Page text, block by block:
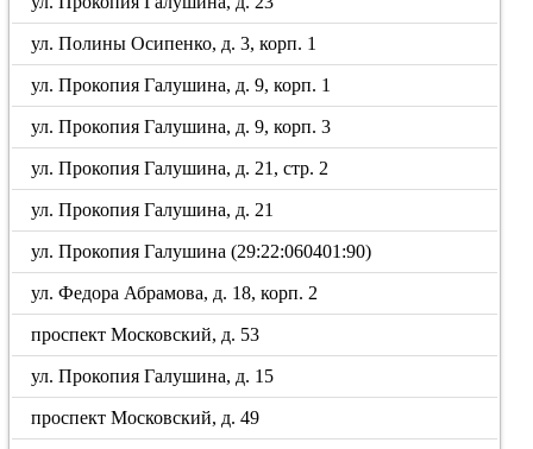
ул. Полины Осипенко, д. 3, корп. 1
ул. Прокопия Галушина, д. 9, корп. 1
ул. Прокопия Галушина, д. 9, корп. 3
ул. Прокопия Галушина, д. 21, стр. 2
ул. Прокопия Галушина, д. 21
ул. Прокопия Галушина (29:22:060401:90)
ул. Федора Абрамова, д. 18, корп. 2
проспект Московский, д. 53
ул. Прокопия Галушина, д. 15
проспект Московский, д. 49